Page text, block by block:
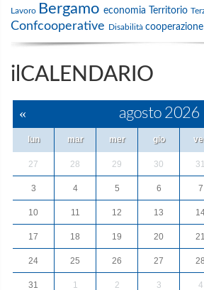
Lavoro Bergamo economia Territorio
Confcooperative Disabilità cooperazione
ilCALENDARIO
« agosto 2026
lun mar mer gio
27 28 29 30 31
3 4 5 6 7
10 11 12 13
17 18 19 20 21
24 25 26 27 28
31 1 2 3 4